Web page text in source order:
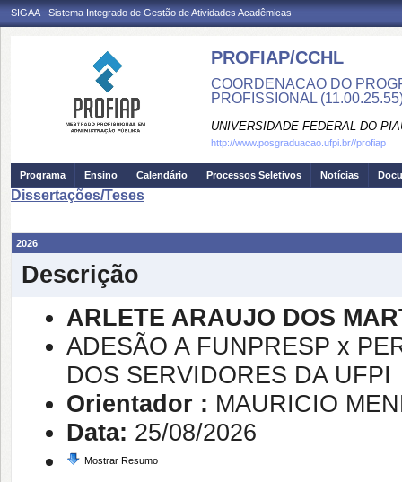
SIGAA - Sistema Integrado de Gestão de Atividades Acadêmicas
PROFIAP/CCHL
COORDENACAO DO
PROFISSIONAL
UNIVERSIDADE FEDERAL DO
http://www.posgraduacao.ufpi.br//profiap
Programa Ensino Calendário Processos Seletivos Notícias
Dissertações/Teses
2026
Descrição
ARLETE ARAUJO DOS
ADESÃO A FUNPRESP x
DOS SERVIDORES DA UFPI
Orientador : MAURICIO
Data: 25/08/2026
Mostrar Resumo